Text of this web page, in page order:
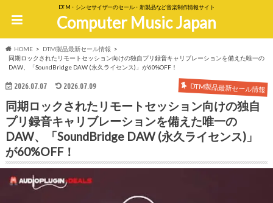
DTM・シンセサイザーのセール・新製品など音楽制作情報サイト
Computer Music Japan
HOME
DTM製品最新セール情報
同期ロックされたリモートセッション向けの独自プリ録音キャリブレーションを備えた唯一の
DAW、「SoundBridge DAW (永久ライセンス)」が60%OFF！
2026.07.07 2026.07.09 DTM製品最新セール情報
同期ロックされたリモートセッション向けの独自
プリ録音キャリブレーションを備えた唯一の
DAW、「SoundBridge DAW (永久ライセンス)」
が60%OFF！